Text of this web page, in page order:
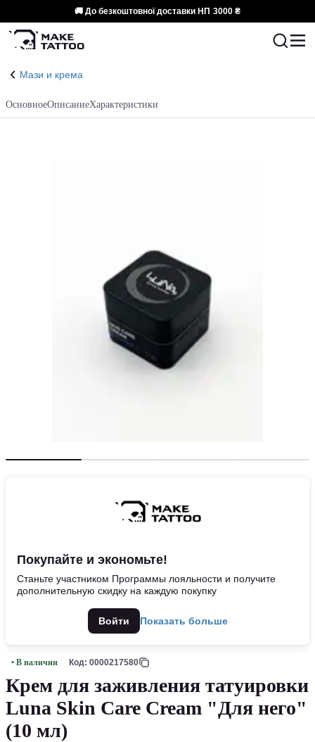
🚚 До безкоштовної доставки НП 3000 ₴
Мази и крема
ОсновноеОписаниеХарактеристики
Покупайте и экономьте!
Станьте участником Программы лояльности и получите
дополнительную скидку на каждую покупку
Войти Показать больше
• В наличии Код: 0000217580
Крем для заживления татуировки
Luna Skin Care Cream "Для него"
(10 мл)